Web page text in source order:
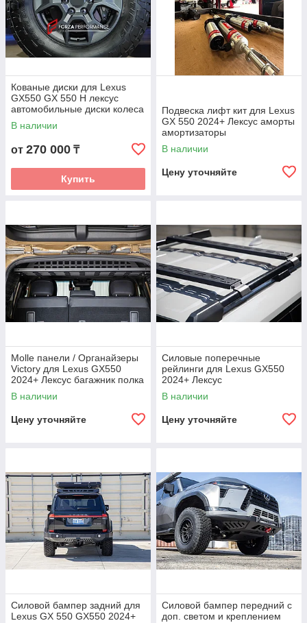
Кованые диски для Lexus
GX550 GX 550 H лексус
автомобильные диски колеса
ковка диск
В наличии
от 270 000 ₸
Купить
Подвеска лифт кит для Lexus
GX 550 2024+ Лексус аморты
амортизаторы
В наличии
Цену уточняйте
Molle панели / Органайзеры
Victory для Lexus GX550
2024+ Лексус багажник полка
для хранения аксессуары
В наличии
Цену уточняйте
Силовые поперечные
рейлинги для Lexus GX550
2024+ Лексус
экспедиционный обвес
органайзер
В наличии
Цену уточняйте
Силовой бампер задний для
Lexus GX 550 GX550 2024+
Силовой бампер передний с
доп. светом и креплением